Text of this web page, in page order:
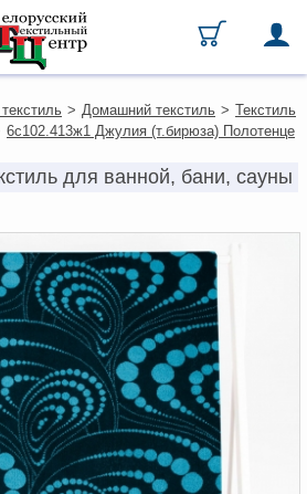
и
и
> Домашний текстиль > Текстиль
6с102.413ж1 Джулия (т.бирюза) Полотенце
для ванной, бани, сауны